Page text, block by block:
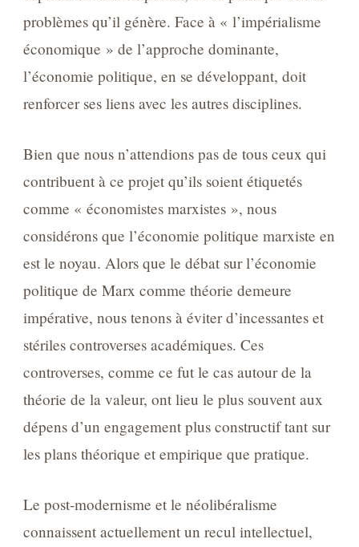
problèmes qu’il génère. Face à « l’impérialisme
économique » de l’approche dominante,
l’économie politique, en se développant, doit
renforcer ses liens avec les autres disciplines.
Bien que nous n’attendions pas de tous ceux qui
contribuent à ce projet qu’ils soient étiquetés
comme « économistes marxistes », nous
considérons que l’économie politique marxiste en
est le noyau. Alors que le débat sur l’économie
politique de Marx comme théorie demeure
impérative, nous tenons à éviter d’incessantes et
stériles controverses académiques. Ces
controverses, comme ce fut le cas autour de la
théorie de la valeur, ont lieu le plus souvent aux
dépens d’un engagement plus constructif tant sur
les plans théorique et empirique que pratique.
Le post-modernisme et le néolibéralisme
connaissent actuellement un recul intellectuel,